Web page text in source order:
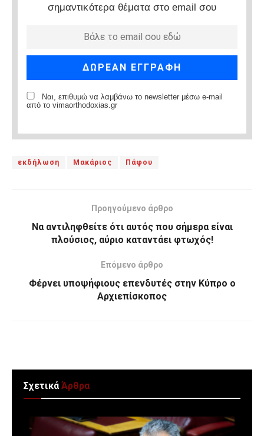
σημαντικότερα θέματα στο email σου
Ναι, επιθυμώ να λαμβάνω το newsletter μέσω e-mail
από το vimaorthodoxias.gr
εκδήλωση Μακάριος Πάφου
Προηγούμενο άρθρο
Να αντιληφθείτε ότι αυτός που σήμερα είναι
πλούσιος, αύριο κατα­ντάει φτωχός!
Επόμενο άρθρο
Φέρνει υποψήφιους επενδυτές στην Κύπρο ο
Αρχιεπίσκοπος
ΣχετικάΆρθρα